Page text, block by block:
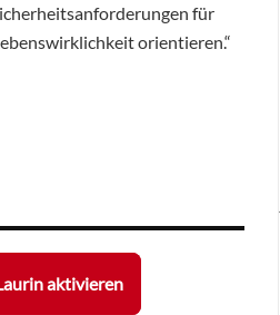
für
orientieren.“
aktivieren